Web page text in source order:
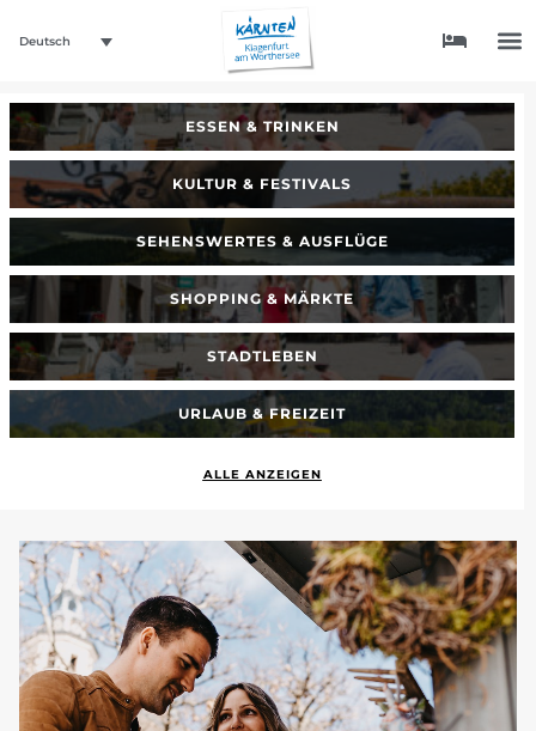
Deutsch
ESSEN & TRINKEN
KULTUR & FESTIVALS
SEHENSWERTES & AUSFLÜGE
SHOPPING & MÄRKTE
STADTLEBEN
URLAUB & FREIZEIT
ALLE ANZEIGEN